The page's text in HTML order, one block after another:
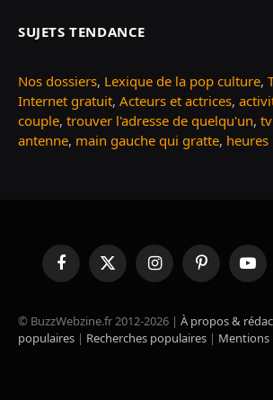
SUJETS TENDANCE
Nos dossiers, Lexique de la pop culture,
Internet gratuit, Acteurs et actrices,
couple, trouver l'adresse de quelqu'un,
antenne, main gauche qui gratte,
FacebookX
(Twitter)
InstagramPinterest
© BuzzWebzine.fr 2012-2026 | À propos &
populaires | Recherches populaires | Mentions